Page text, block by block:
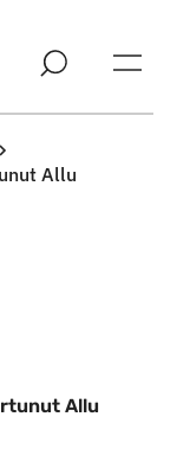
Allu
Allu